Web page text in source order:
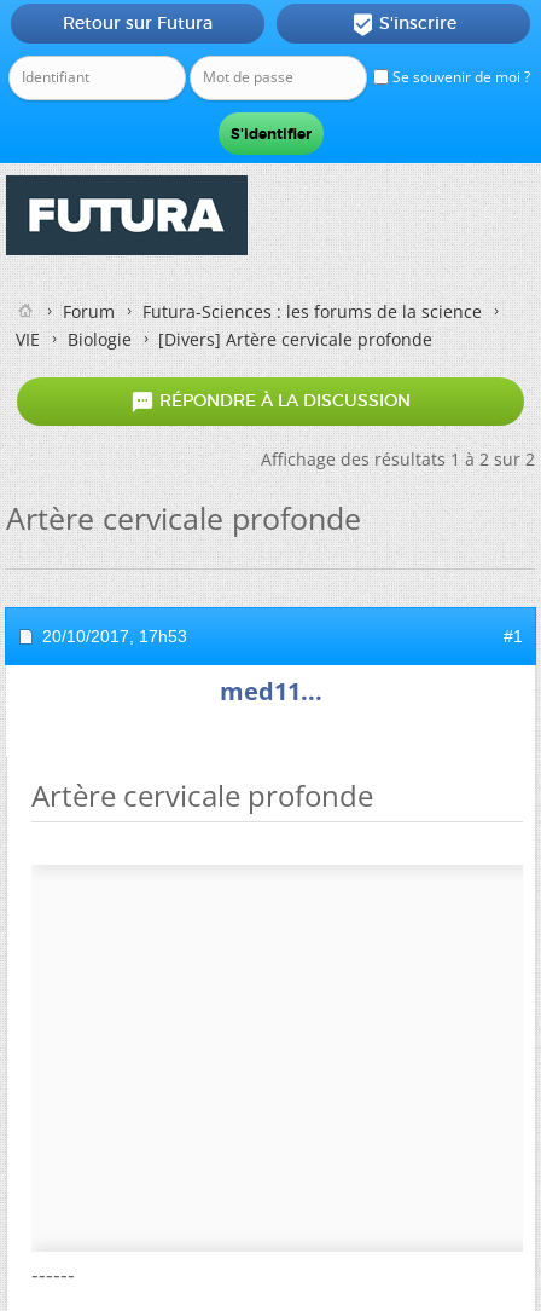
Se souvenir de moi ?
Retour sur Futura  S'inscrire
Forum
Futura-Sciences : les forums de la science
VIE
Biologie [Divers]Artère cervicale profonde
 RÉPONDRE À LA DISCUSSION
Affichage des résultats 1 à 2 sur 2
Artère cervicale profonde
20/10/2017, 17h53 #1
med11...
Artère cervicale profonde
------